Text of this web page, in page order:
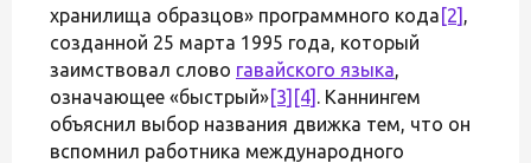
хранилища образцов» программного кода [2] ,
созданной 25 марта 1995 года, который
заимствовал слово гавайского языка,
означающее «быстрый»[3] [4] . Каннингем
объяснил выбор названия движка тем, что он
вспомнил работника международного